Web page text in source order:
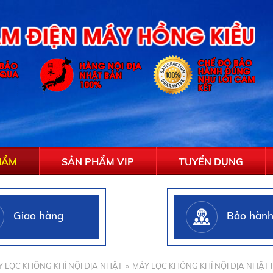
SẢN PHẨM VIP TUYỂN DỤNG
Giao hàng Bảo hành
LỌC KHÔNG KHÍ NỘI ĐỊA NHẬT MÁY LỌC KHÔNG KHÍ NỘI ĐỊA NHẬT